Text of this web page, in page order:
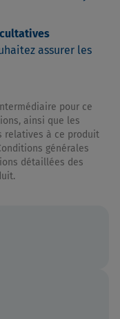
assurer les
pour ce
ainsi que les
relatives à ce produit
générales
détaillées des